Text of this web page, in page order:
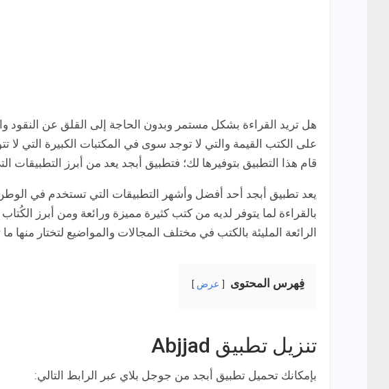
هل تريد القراءة بشكل مستمر وبدون الحاجة إلى القلق عن النقود
على الكتب القيمة والتي لا توجد سوى في المكتبات الكبيرة التي
قام هذا التطبيق بتوفيرها لك؛ فتطبيق أبجد يعد من أبرز التطبيقات
يعد تطبيق أبجد أحد أفضل وأشهر التطبيقات التي تستخدم في
بالقراءة لما يتوفر لديه من كتب كثيرة مميزة ورائعة ومن أبرز
الرائعة المليئة بالكتب في مختلف المجالات والمواضيع لتختار منها
فِهرس المحتوى عرض
تنزيل تطبيق Abjjad
بإمكانك تحميل تطبيق أبجد من جوجل بلاي عبر الرابط التالي: